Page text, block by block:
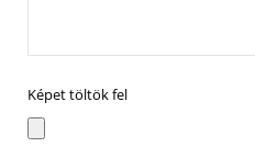
Képet töltök fel